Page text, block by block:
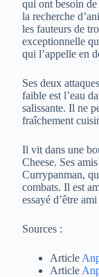
qui ont besoin
la recherche
les fauteurs de
exceptionnelle
qui l’appelle en
Ses deux
faible est l’eau
salissante. Il ne
fraîchement
Il vit dans une
Cheese. Ses
Currypanman,
combats. Il est
essayé d’être
Sources :
Article
Article